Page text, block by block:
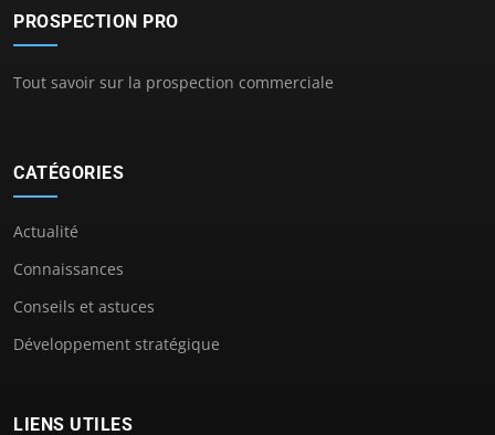
PROSPECTION PRO
Tout savoir sur la prospection commerciale
CATÉGORIES
Actualité
Connaissances
Conseils et astuces
Développement stratégique
LIENS UTILES